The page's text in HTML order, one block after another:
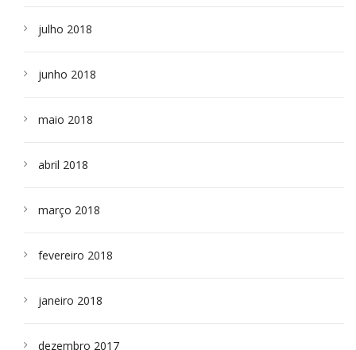
julho 2018
junho 2018
maio 2018
abril 2018
março 2018
fevereiro 2018
janeiro 2018
dezembro 2017